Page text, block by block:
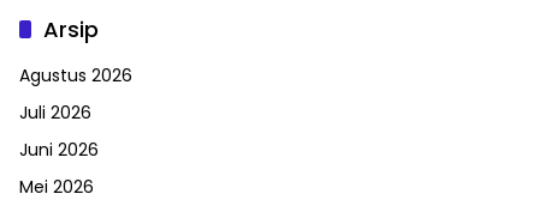
Arsip
Agustus 2026
Juli 2026
Juni 2026
Mei 2026